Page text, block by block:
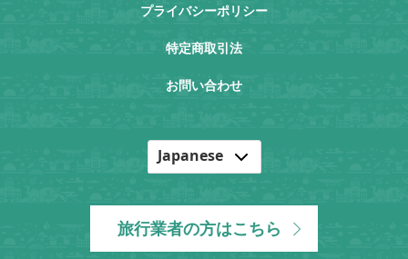
プライバシーポリシー
特定商取引法
お問い合わせ
Japanese
Korean
Chinese
旅行業者の方はこちら